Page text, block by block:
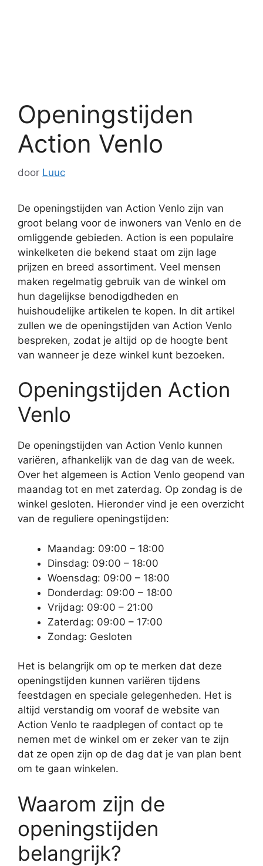
Openingstijden
Action Venlo
door Luuc
De openingstijden van Action Venlo zijn van
groot belang voor de inwoners van Venlo en de
omliggende gebieden. Action is een populaire
winkelketen die bekend staat om zijn lage
prijzen en breed assortiment. Veel mensen
maken regelmatig gebruik van de winkel om
hun dagelijkse benodigdheden en
huishoudelijke artikelen te kopen. In dit artikel
zullen we de openingstijden van Action Venlo
bespreken, zodat je altijd op de hoogte bent
van wanneer je deze winkel kunt bezoeken.
Openingstijden Action
Venlo
De openingstijden van Action Venlo kunnen
variëren, afhankelijk van de dag van de week.
Over het algemeen is Action Venlo geopend van
maandag tot en met zaterdag. Op zondag is de
winkel gesloten. Hieronder vind je een overzicht
van de reguliere openingstijden:
Maandag: 09:00 – 18:00
Dinsdag: 09:00 – 18:00
Woensdag: 09:00 – 18:00
Donderdag: 09:00 – 18:00
Vrijdag: 09:00 – 21:00
Zaterdag: 09:00 – 17:00
Zondag: Gesloten
Het is belangrijk om op te merken dat deze
openingstijden kunnen variëren tijdens
feestdagen en speciale gelegenheden. Het is
altijd verstandig om vooraf de website van
Action Venlo te raadplegen of contact op te
nemen met de winkel om er zeker van te zijn
dat ze open zijn op de dag dat je van plan bent
om te gaan winkelen.
Waarom zijn de
openingstijden
belangrijk?